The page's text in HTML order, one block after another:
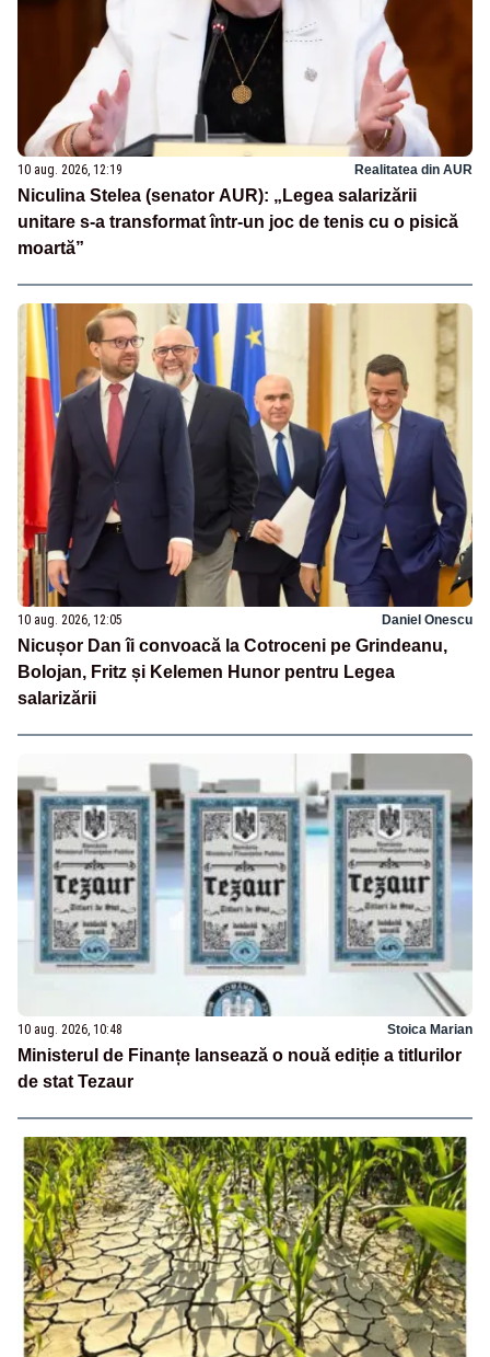
10 aug. 2026, 12:19 Realitatea din AUR
Niculina Stelea (senator AUR): „Legea salarizării
unitare s-a transformat într-un joc de tenis cu o pisică
moartă”
10 aug. 2026, 12:05 Daniel Onescu
Nicușor Dan îi convoacă la Cotroceni pe Grindeanu,
Bolojan, Fritz și Kelemen Hunor pentru Legea
salarizării
10 aug. 2026, 10:48 Stoica Marian
Ministerul de Finanțe lansează o nouă ediție a titlurilor
de stat Tezaur